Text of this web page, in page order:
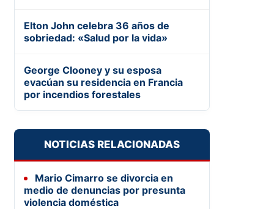
Elton John celebra 36 años de
sobriedad: «Salud por la vida»
George Clooney y su esposa
evacúan su residencia en Francia
por incendios forestales
NOTICIAS RELACIONADAS
Mario Cimarro se divorcia en
medio de denuncias por presunta
violencia doméstica